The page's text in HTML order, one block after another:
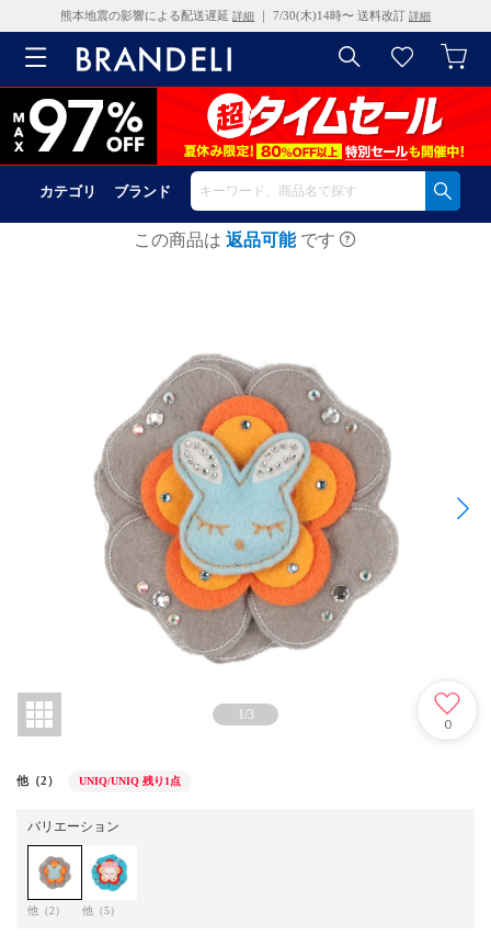
熊本地震の影響による配送遅延 詳細 ｜ 7/30(木)14時〜 送料改訂 詳細
カテゴリ ブランド
この商品は 返品可能 です
1/3
0
他（2） UNIQ/UNIQ 残り1点
バリエーション
他（2） 他（5）